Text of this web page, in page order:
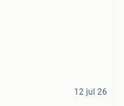
12 jul 26